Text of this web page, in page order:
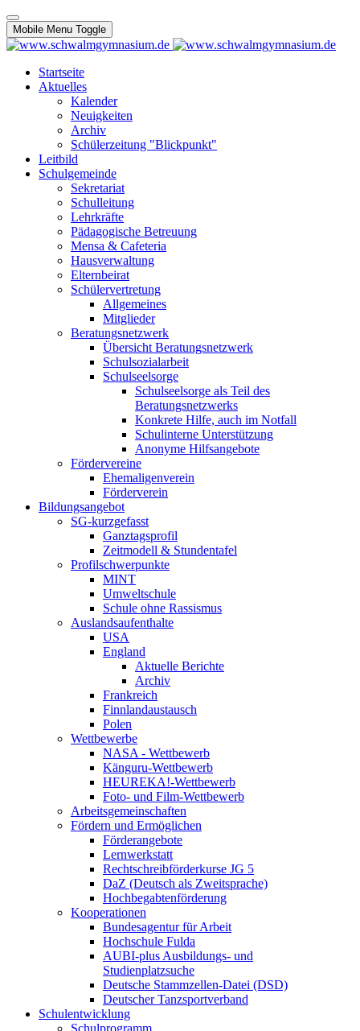
Mobile Menu Toggle
Startseite
Aktuelles
Kalender
Neuigkeiten
Archiv
Schülerzeitung "Blickpunkt"
Leitbild
Schulgemeinde
Sekretariat
Schulleitung
Lehrkräfte
Pädagogische Betreuung
Mensa & Cafeteria
Hausverwaltung
Elternbeirat
Schülervertretung
Allgemeines
Mitglieder
Beratungsnetzwerk
Übersicht Beratungsnetzwerk
Schulsozialarbeit
Schulseelsorge
Schulseelsorge als Teil des
Beratungsnetzwerks
Konkrete Hilfe, auch im Notfall
Schulinterne Unterstützung
Anonyme Hilfsangebote
Fördervereine
Ehemaligenverein
Förderverein
Bildungsangebot
SG-kurzgefasst
Ganztagsprofil
Zeitmodell & Stundentafel
Profilschwerpunkte
MINT
Umweltschule
Schule ohne Rassismus
Auslandsaufenthalte
USA
England
Aktuelle Berichte
Archiv
Frankreich
Finnlandaustausch
Polen
Wettbewerbe
NASA - Wettbewerb
Känguru-Wettbewerb
HEUREKA!-Wettbewerb
Foto- und Film-Wettbewerb
Arbeitsgemeinschaften
Fördern und Ermöglichen
Förderangebote
Lernwerkstatt
Rechtschreibförderkurse JG 5
DaZ (Deutsch als Zweitsprache)
Hochbegabtenförderung
Kooperationen
Bundesagentur für Arbeit
Hochschule Fulda
AUBI-plus Ausbildungs- und
Studienplatzsuche
Deutsche Stammzellen-Datei (DSD)
Deutscher Tanzsportverband
Schulentwicklung
Schulprogramm